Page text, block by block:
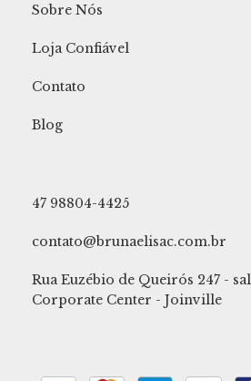
Sobre Nós
Loja Confiável
Contato
Blog
47 98804-4425
contato@brunaelisac.com.br
Rua Euzébio de Queirós 247 -
Corporate Center - Joinville